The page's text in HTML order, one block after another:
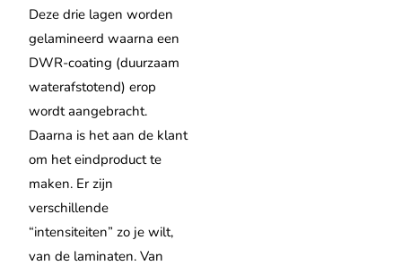
Deze drie lagen worden
gelamineerd waarna een
DWR-coating (duurzaam
waterafstotend) erop
wordt aangebracht.
Daarna is het aan de klant
om het eindproduct te
maken. Er zijn
verschillende
“intensiteiten” zo je wilt,
van de laminaten. Van